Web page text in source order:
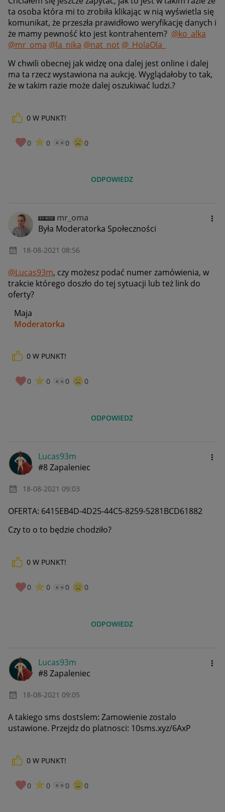
ta osoba która mi to zrobiła klikając w nią wyświetla się
komunikat, że przeszła prawidłowo weryfikację danych i
że mamy pewność kto jest kontrahentem? @ko_alka
@mr_oma @la_nika @nat_not @_HolaOla_
W chwili obecnej jak widzę ona dalej jest online i dalej
ma ta rzecz wystawiona na aukcję. Wyglądałoby to tak,
że w takim razie może dalej oszukiwać ludzi.?
0 W PUNKT!
0 0 0 0
ODPOWIEDZ
mr_oma
Była Moderatorka Społeczności
‎18-08-2021 08:56
@Lucas93m, czy możesz podać numer zamówienia, w
trakcie którego doszło do tej sytuacji lub też link do
oferty?
Maja
Moderatorka
_____________
0 W PUNKT!
0 0 0 0
ODPOWIEDZ
Lucas93m
#8 Zapaleniec
‎18-08-2021 09:03
OFERTA: 6415EB4D-4D25-44C5-8259-5281BCD61882
Czy to o to będzie chodziło?
0 W PUNKT!
0 0 0 0
ODPOWIEDZ
Lucas93m
#8 Zapaleniec
‎18-08-2021 09:05
A takiego sms dostslem: Zamоwieniе zоstalo
ustаwione. Przеjdz do platnosci: 10sms.xyz/6AxP
0 W PUNKT!
0 0 0 0